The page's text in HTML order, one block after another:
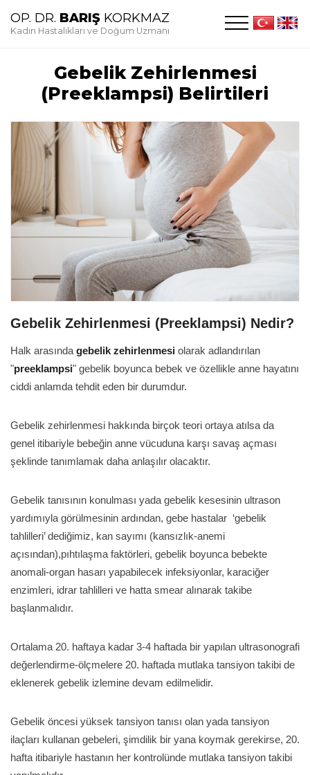
OP. DR. BARIŞ KORKMAZ
Kadın Hastalıkları ve Doğum Uzmanı
Gebelik Zehirlenmesi
(Preeklampsi) Belirtileri
Gebelik Zehirlenmesi (Preeklampsi) Nedir?
Halk arasında gebelik zehirlenmesi olarak adlandırılan
"preeklampsi" gebelik boyunca bebek ve özellikle anne hayatını
ciddi anlamda tehdit eden bir durumdur.
Gebelik zehirlenmesi hakkında birçok teori ortaya atılsa da
genel itibariyle bebeğin anne vücuduna karşı savaş açması
şeklinde tanımlamak daha anlaşılır olacaktır.
Gebelik tanısının konulması yada gebelik kesesinin ultrason
yardımıyla görülmesinin ardından, gebe hastalar ‘gebelik
tahlilleri’ dediğimiz, kan sayımı (kansızlık-anemi
açısından),pıhtılaşma faktörleri, gebelik boyunca bebekte
anomali-organ hasarı yapabilecek infeksiyonlar, karaciğer
enzimleri, idrar tahlilleri ve hatta smear alınarak takibe
başlanmalıdır.
Ortalama 20. haftaya kadar 3-4 haftada bir yapılan ultrasonografi
değerlendirme-ölçmelere 20. haftada mutlaka tansiyon takibi de
eklenerek gebelik izlemine devam edilmelidir.
Gebelik öncesi yüksek tansiyon tanısı olan yada tansiyon
ilaçları kullanan gebeleri, şimdilik bir yana koymak gerekirse, 20.
hafta itibariyle hastanın her kontrolünde mutlaka tansiyon takibi